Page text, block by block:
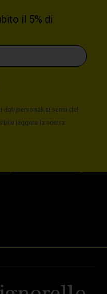
il 5% di
dati personali ai sensi del
leggere la nostra